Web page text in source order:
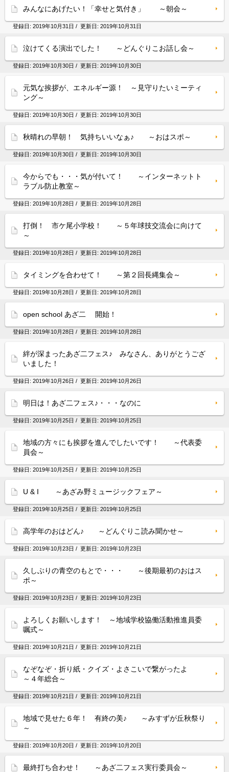
みんなにあげたい！「幸せと気付き」 ～朝会～
登録日: 2019年10月31日 / 更新日: 2019年10月31日
泣けてくる演出でした！ ～どんぐりこお話し会～
登録日: 2019年10月30日 / 更新日: 2019年10月30日
元気な挨拶が、エネルギー源！ ～見守りたいミーティ
ング～
登録日: 2019年10月30日 / 更新日: 2019年10月30日
秋晴れの早朝！ 気持ちいいなぁ♪ ～おはスポ～
登録日: 2019年10月30日 / 更新日: 2019年10月30日
今からでも・・・気が付いて！ ～インターネットト
ラブル防止教室～
登録日: 2019年10月28日 / 更新日: 2019年10月28日
打倒！ 市ケ尾小学校！ ～５年球技交流会に向けて
～
登録日: 2019年10月28日 / 更新日: 2019年10月28日
タイミングを合わせて！ ～第２回長縄集会～
登録日: 2019年10月28日 / 更新日: 2019年10月28日
open school あざ二 開始！
登録日: 2019年10月28日 / 更新日: 2019年10月28日
絆が深まったあざ二フェス♪ みなさん、ありがとうござ
いました！
登録日: 2019年10月26日 / 更新日: 2019年10月26日
明日は！あざ二フェス♪・・・なのに
登録日: 2019年10月25日 / 更新日: 2019年10月25日
地域の方々にも挨拶を進んでしたいです！ ～代表委
員会～
登録日: 2019年10月25日 / 更新日: 2019年10月25日
U & I ～あざみ野ミュージックフェア～
登録日: 2019年10月25日 / 更新日: 2019年10月25日
高学年のおはどん♪ ～どんぐりこ読み聞かせ～
登録日: 2019年10月23日 / 更新日: 2019年10月23日
久しぶりの青空のもとで・・・ ～後期最初のおはス
ポ～
登録日: 2019年10月23日 / 更新日: 2019年10月23日
よろしくお願いします！ ～地域学校協働活動推進員委
嘱式～
登録日: 2019年10月21日 / 更新日: 2019年10月21日
なぞなぞ・折り紙・クイズ・よさこいで繋がったよ
～４年総合～
登録日: 2019年10月21日 / 更新日: 2019年10月21日
地域で見せた６年！ 有終の美♪ ～みすずが丘秋祭り
～
登録日: 2019年10月20日 / 更新日: 2019年10月20日
最終打ち合わせ！ ～あざ二フェス実行委員会～